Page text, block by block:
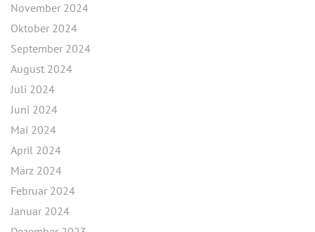
November 2024
Oktober 2024
September 2024
August 2024
Juli 2024
Juni 2024
Mai 2024
April 2024
März 2024
Februar 2024
Januar 2024